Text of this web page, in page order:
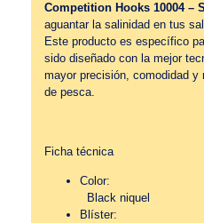
Competition Hooks 10004 –
aguantar la salinidad en tus
Este producto es específico
sido diseñado con la mejor
mayor precisión, comodidad y
de pesca.
Ficha técnica
Black niquel